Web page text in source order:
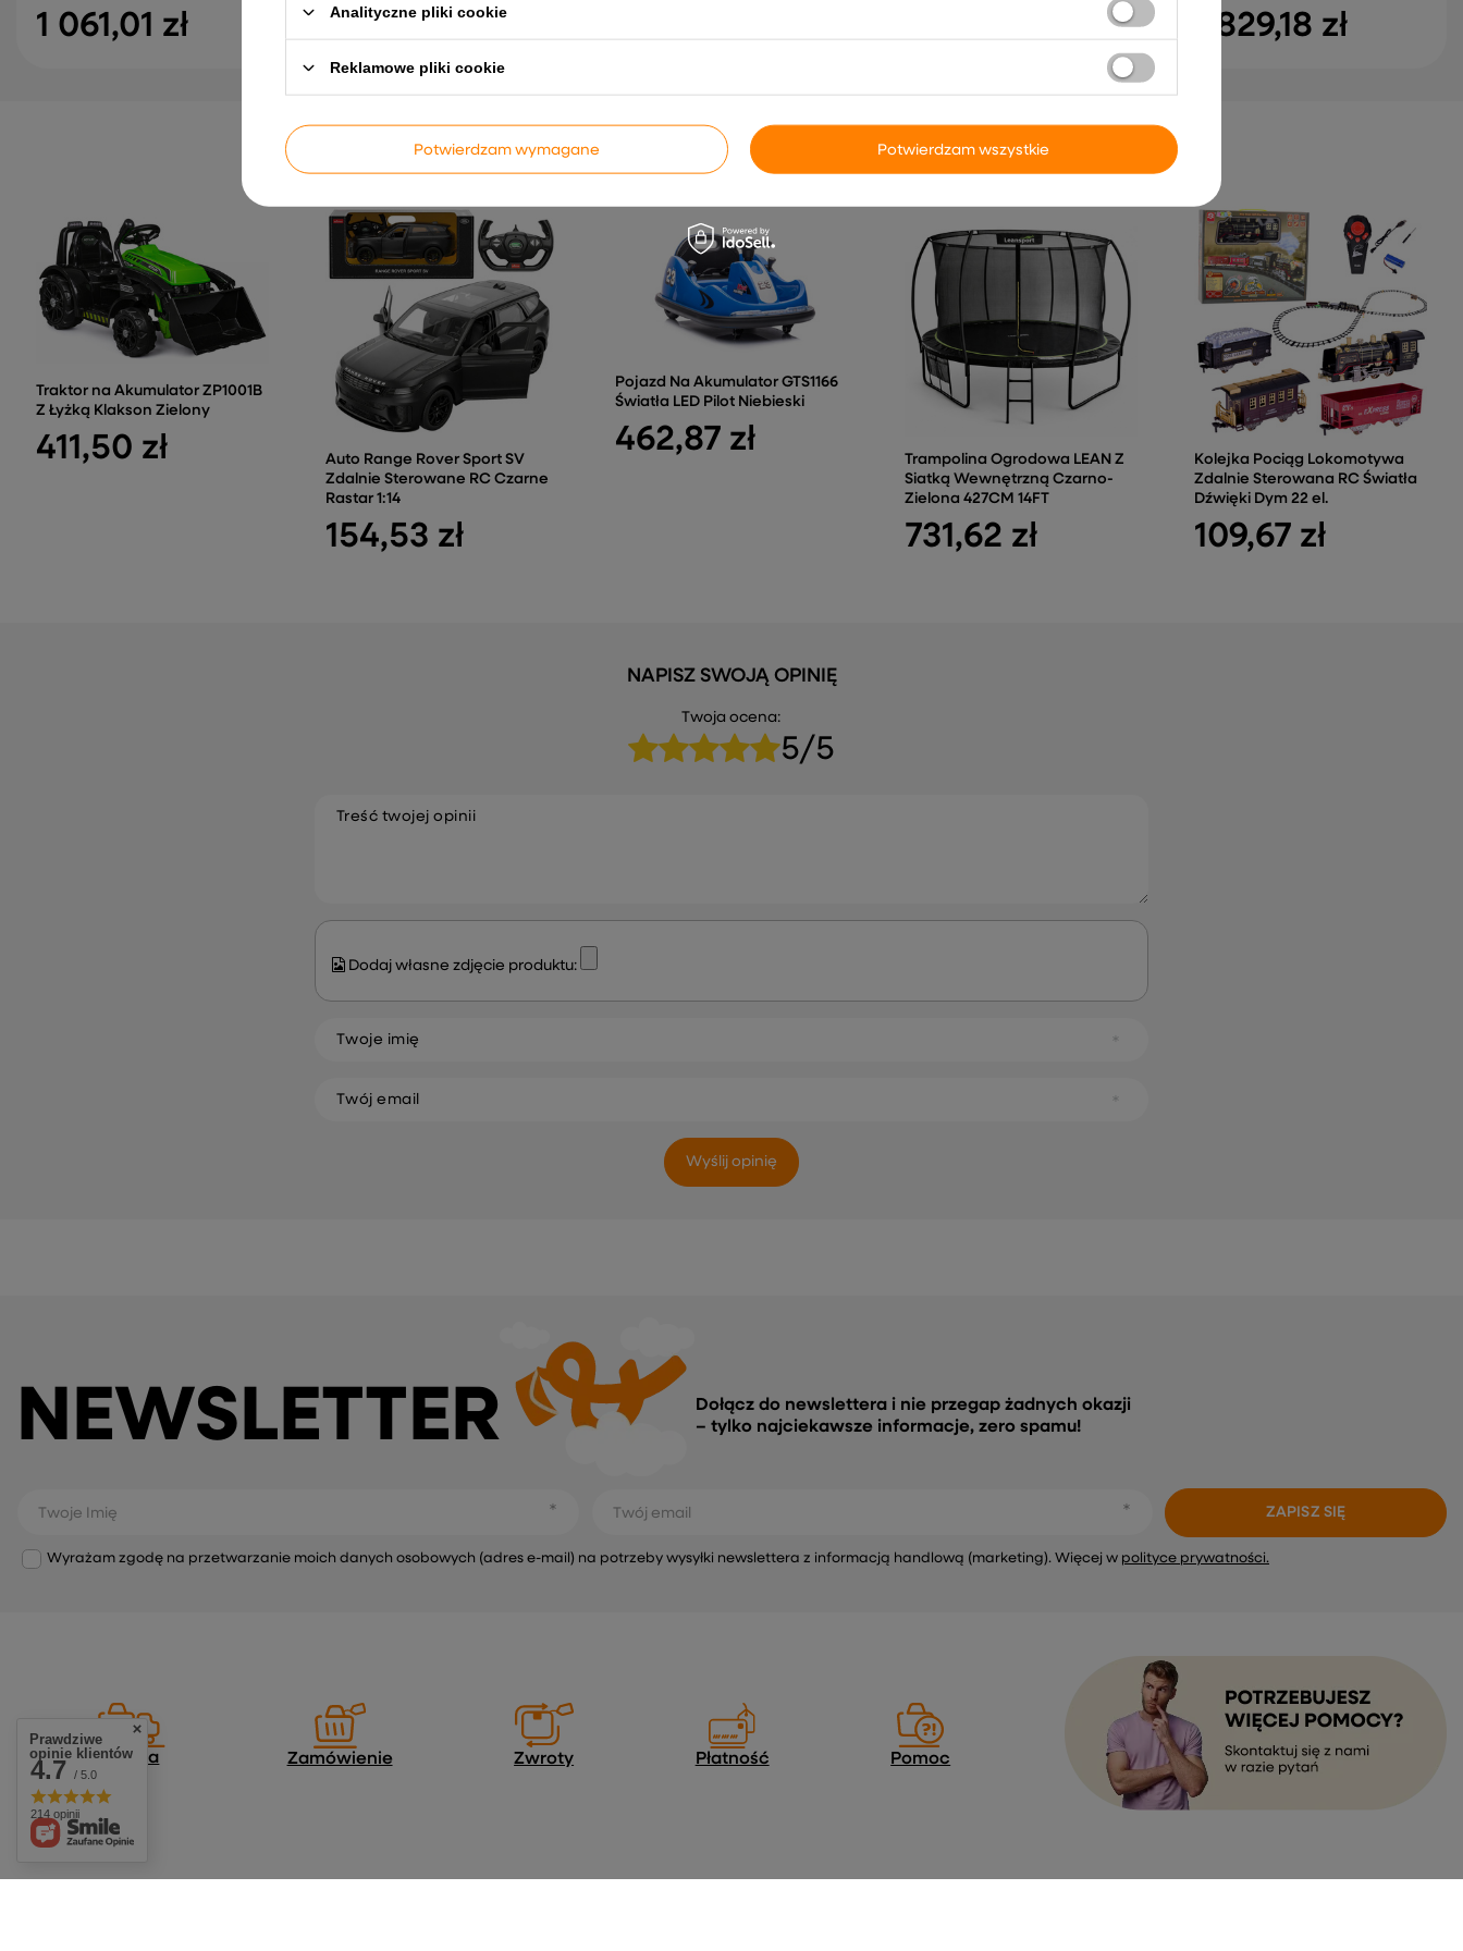
1 061,01 zł 1 006,01 zł 1 829,18 zł
INNE PRODUKTY PRODUCENTA
Traktor na Akumulator ZP1001B
Z Łyżką Klakson Zielony
411,50 zł
Auto Range Rover Sport SV
Zdalnie Sterowane RC Czarne
Rastar 1:14
154,53 zł
Pojazd Na Akumulator GTS1166
Światła LED Pilot Niebieski
462,87 zł
Trampolina Ogrodowa LEAN Z
Siatką Wewnętrzną Czarno-
Zielona 427CM 14FT
731,62 zł
Kolejka Pociąg Lokomotywa
Zdalnie Sterowana RC Światła
Dźwięki Dym 22 el.
109,67 zł
NAPISZ SWOJĄ OPINIĘ
Twoja ocena:
5/5
Treść twojej opinii
Dodaj własne zdjęcie produktu:
Twoje imię
Twój email
Wyślij opinię
NEWSLETTER
Dołącz do newslettera i nie przegap żadnych okazji
– tylko najciekawsze informacje, zero spamu!
Twoje Imię Twój email
Wyrażam zgodę na przetwarzanie moich danych osobowych (adres e-mail) na potrzeby wysyłki newslettera z informacją handlową (marketing). Więcej w polityce prywatności.
ZAPISZ SIĘ
Dostawa Zamówienie Zwroty Płatność Pomoc
Prawdziwe
opinie klientów
4.7 / 5.0
214 opinii
Analityczne pliki cookie
Reklamowe pliki cookie
Potwierdzam wymagane Potwierdzam wszystkie